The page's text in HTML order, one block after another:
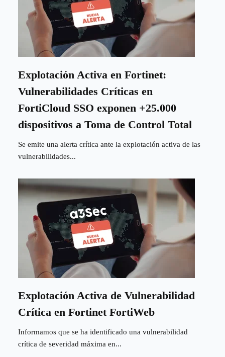
Explotación Activa en Fortinet:
Vulnerabilidades Críticas en
FortiCloud SSO exponen +25.000
dispositivos a Toma de Control Total
Se emite una alerta crítica ante la explotación activa de las
vulnerabilidades...
Explotación Activa de Vulnerabilidad
Crítica en Fortinet FortiWeb
Informamos que se ha identificado una vulnerabilidad
crítica de severidad máxima en...